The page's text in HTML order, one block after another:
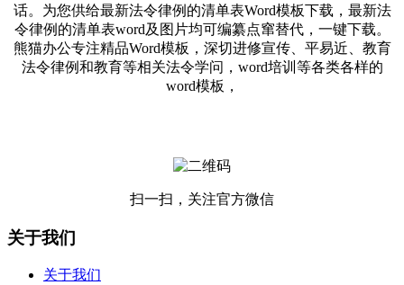
话。为您供给最新法令律例的清单表Word模板下载，最新法
令律例的清单表word及图片均可编纂点窜替代，一键下载。
熊猫办公专注精品Word模板，深切进修宣传、平易近、教育
法令律例和教育等相关法令学问，word培训等各类各样的
word模板，
扫一扫，关注官方微信
关于我们
关于我们